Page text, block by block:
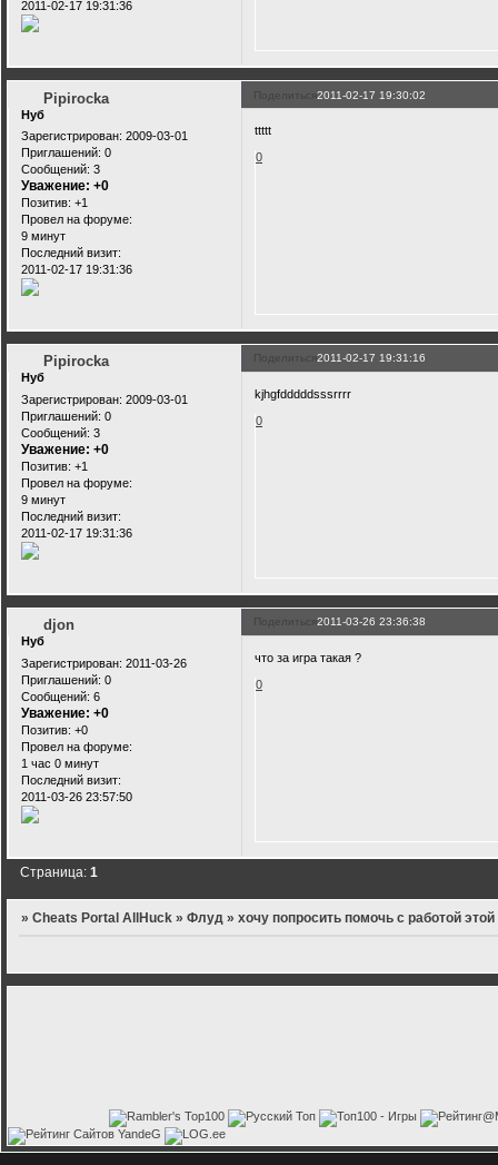
2011-02-17 19:31:36
Поделиться2011-02-17 19:30:02
Pipirocka
Нуб
Зарегистрирован: 2009-03-01
Приглашений: 0
Сообщений: 3
Уважение: +0
Позитив: +1
Провел на форуме:
9 минут
Последний визит:
2011-02-17 19:31:36
ttttt
0
Поделиться2011-02-17 19:31:16
Pipirocka
Нуб
Зарегистрирован: 2009-03-01
Приглашений: 0
Сообщений: 3
Уважение: +0
Позитив: +1
Провел на форуме:
9 минут
Последний визит:
2011-02-17 19:31:36
kjhgfdddddsssrrrr
0
Поделиться2011-03-26 23:36:38
djon
Нуб
Зарегистрирован: 2011-03-26
Приглашений: 0
Сообщений: 6
Уважение: +0
Позитив: +0
Провел на форуме:
1 час 0 минут
Последний визит:
2011-03-26 23:57:50
что за игра такая ?
0
Страница:1
»Cheats Portal AllHuck »Флуд »хочу попросить помочь с работой